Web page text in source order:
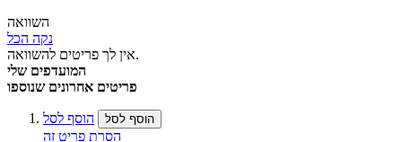
השוואה
נקה הכל
אין לך פריטים להשוואה.
המועדפים שלי
פריטים אחרונים שנוספו
הוסף לסל הוסף לסל
הסרת פריט זה